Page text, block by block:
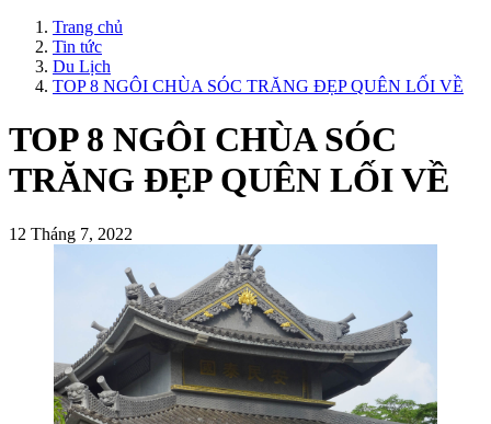
Trang chủ
Tin tức
Du Lịch
TOP 8 NGÔI CHÙA SÓC TRĂNG ĐẸP QUÊN LỐI VỀ
TOP 8 NGÔI CHÙA SÓC
TRĂNG ĐẸP QUÊN LỐI VỀ
12 Tháng 7, 2022